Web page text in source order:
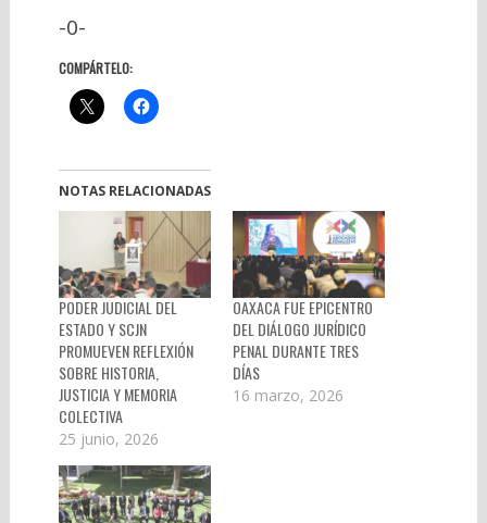
-0-
COMPÁRTELO:
NOTAS RELACIONADAS
PODER JUDICIAL DEL
ESTADO Y SCJN
PROMUEVEN REFLEXIÓN
SOBRE HISTORIA,
JUSTICIA Y MEMORIA
COLECTIVA
25 junio, 2026
OAXACA FUE EPICENTRO
DEL DIÁLOGO JURÍDICO
PENAL DURANTE TRES
DÍAS
16 marzo, 2026